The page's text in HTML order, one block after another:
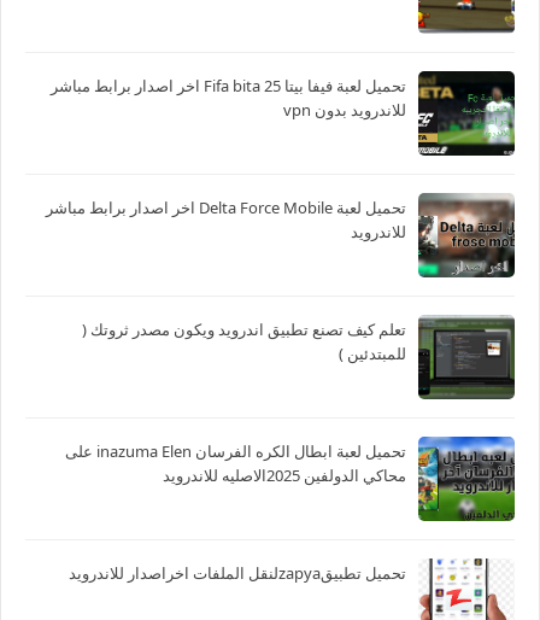
تحميل لعبة فيفا بيتا 25 Fifa bita اخر اصدار برابط مباشر
للاندرويد بدون vpn
تحميل لعبة Delta Force Mobile اخر اصدار برابط مباشر
للاندرويد
تعلم كيف تصنع تطبيق اندرويد ويكون مصدر ثروتك (
للمبتدئين )
تحميل لعبة ابطال الكره الفرسان inazuma Elen على
محاكي الدولفين 2025الاصليه للاندرويد
تحميل تطبيقzapyaلنقل الملفات اخراصدار للاندرويد